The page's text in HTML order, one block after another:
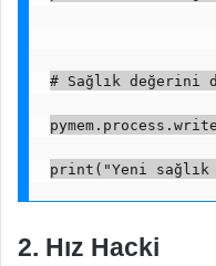
# Sağlık değerini
print("Yeni sağlık
2. Hız Hacki